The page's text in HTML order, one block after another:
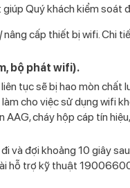
Quý khách kiểm soát
cấp thiết bị wifi. Chi
bộ phát wifi).
tục sẽ bị hao mòn
cho việc sử dụng wifi
cháy hộp cáp tín
và đợi khoảng 10 giây
hỗ trợ kỹ thuật